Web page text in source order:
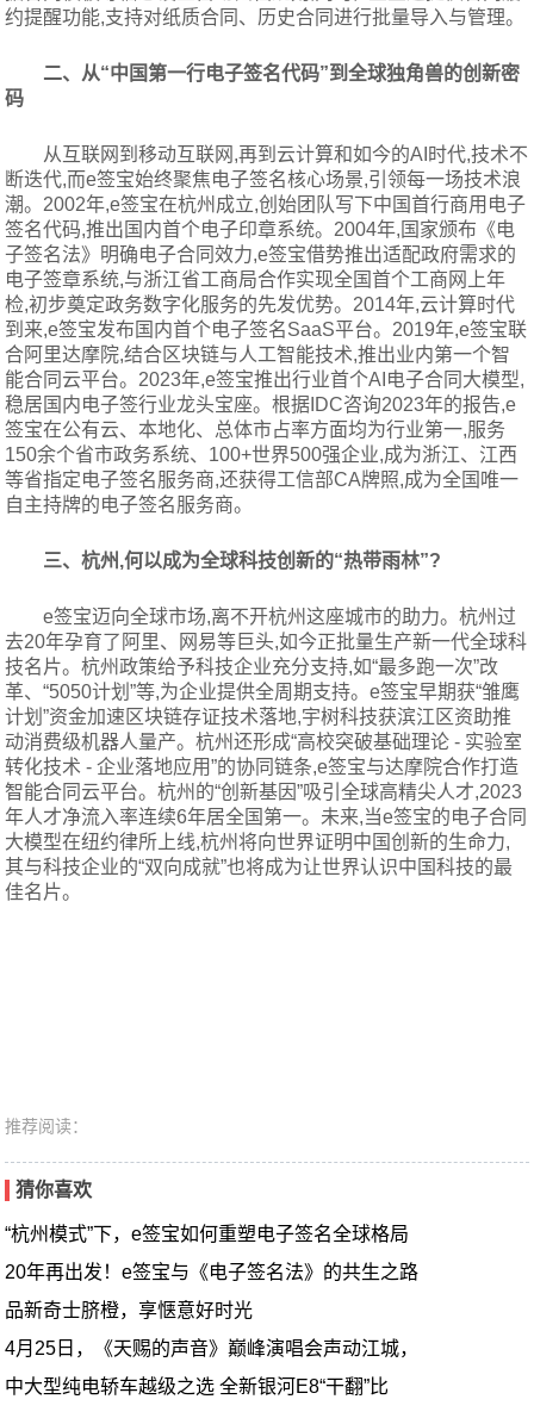
约提醒功能,支持对纸质合同、历史合同进行批量导入与管理。
二、从“中国第一行电子签名代码”到全球独角兽的创新密
码
从互联网到移动互联网,再到云计算和如今的AI时代,技术不
断迭代,而e签宝始终聚焦电子签名核心场景,引领每一场技术浪
潮。2002年,e签宝在杭州成立,创始团队写下中国首行商用电子
签名代码,推出国内首个电子印章系统。2004年,国家颁布《电
子签名法》明确电子合同效力,e签宝借势推出适配政府需求的
电子签章系统,与浙江省工商局合作实现全国首个工商网上年
检,初步奠定政务数字化服务的先发优势。2014年,云计算时代
到来,e签宝发布国内首个电子签名SaaS平台。2019年,e签宝联
合阿里达摩院,结合区块链与人工智能技术,推出业内第一个智
能合同云平台。2023年,e签宝推出行业首个AI电子合同大模型,
稳居国内电子签行业龙头宝座。根据IDC咨询2023年的报告,e
签宝在公有云、本地化、总体市占率方面均为行业第一,服务
150余个省市政务系统、100+世界500强企业,成为浙江、江西
等省指定电子签名服务商,还获得工信部CA牌照,成为全国唯一
自主持牌的电子签名服务商。
三、杭州,何以成为全球科技创新的“热带雨林”?
e签宝迈向全球市场,离不开杭州这座城市的助力。杭州过
去20年孕育了阿里、网易等巨头,如今正批量生产新一代全球科
技名片。杭州政策给予科技企业充分支持,如“最多跑一次”改
革、“5050计划”等,为企业提供全周期支持。e签宝早期获“雏鹰
计划”资金加速区块链存证技术落地,宇树科技获滨江区资助推
动消费级机器人量产。杭州还形成“高校突破基础理论 - 实验室
转化技术 - 企业落地应用”的协同链条,e签宝与达摩院合作打造
智能合同云平台。杭州的“创新基因”吸引全球高精尖人才,2023
年人才净流入率连续6年居全国第一。未来,当e签宝的电子合同
大模型在纽约律所上线,杭州将向世界证明中国创新的生命力,
其与科技企业的“双向成就”也将成为让世界认识中国科技的最
佳名片。
推荐阅读：
猜你喜欢
“杭州模式”下，e签宝如何重塑电子签名全球格局
20年再出发！e签宝与《电子签名法》的共生之路
品新奇士脐橙，享惬意好时光
4月25日，《天赐的声音》巅峰演唱会声动江城，
中大型纯电轿车越级之选 全新银河E8“干翻”比